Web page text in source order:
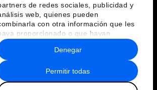
de redes sociales, publicidad y
web, quienes pueden
con otra información que les
proporcionado o que hayan
a partir del uso que haya
de sus servicios.
Permitir todas
Denegar
privacidad y normas de uso
Sitemap